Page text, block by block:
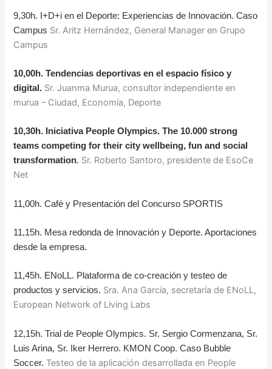
9,30h. I+D+i en el Deporte: Experiencias de Innovación. Caso
Campus Sr. Aritz Hernández, General Manager en Grupo
Campus
10,00h. Tendencias deportivas en el espacio físico y
digital. Sr. Juanma Murua, consultor independiente en
murua – Ciudad, Economía, Deporte
10,30h. Iniciativa People Olympics. The 10.000 strong
teams competing for their city wellbeing, fun and social
transformation. Sr. Roberto Santoro, presidente de EsoCe
Net
11,00h. Café y Presentación del Concurso SPORTIS
11,15h. Mesa redonda de Innovación y Deporte. Aportaciones
desde la empresa.
11,45h. ENoLL. Plataforma de co-creación y testeo de
productos y servicios. Sra. Ana García, secretaría de ENoLL,
European Network of Living Labs
12,15h. Trial de People Olympics. Sr. Sergio Cormenzana, Sr.
Luis Arina, Sr. Iker Herrero. KMON Coop. Caso Bubble
Soccer. Testeo de la aplicación desarrollada en People